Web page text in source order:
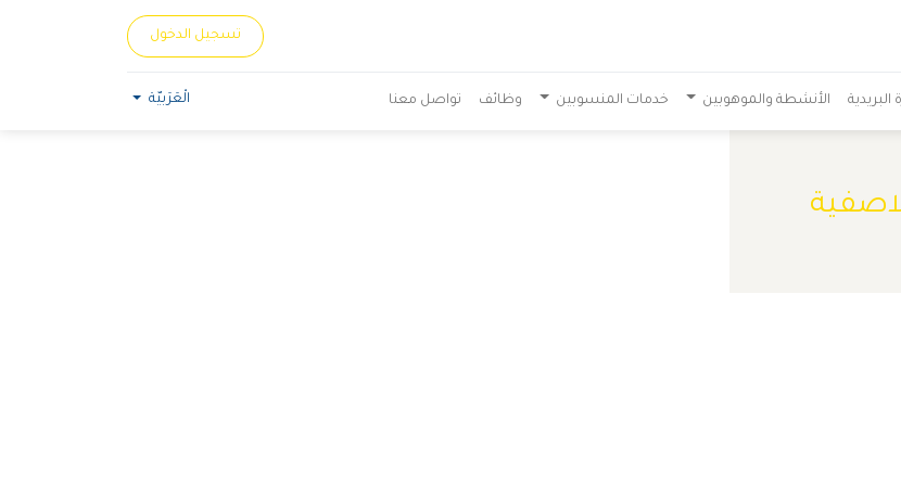
تسجيل الدخول
البريدية الأنشطة والموهوبين خدمات المنسوبين وظائف تواصل معنا الْعَرَبيّة